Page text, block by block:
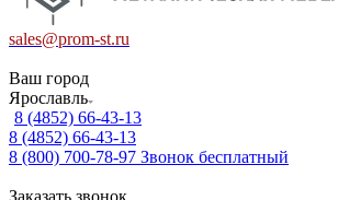
sales@prom-st.ru
Ваш город
Ярославль
8 (4852) 66-43-13
8 (4852) 66-43-13
8 (800) 700-78-97 Звонок бесплатный
Заказать звонок